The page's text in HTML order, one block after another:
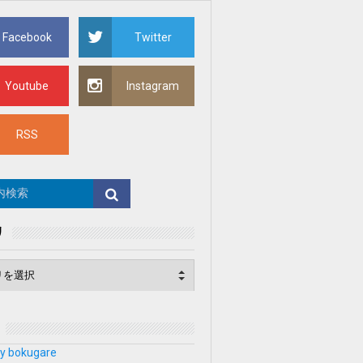
Facebook Twitter
Youtube Instagram
RSS
bokugare